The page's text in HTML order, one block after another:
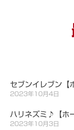
セブンイレブン【
2023年10月4日
ハリネズミ♪【ホ
2023年10月3日